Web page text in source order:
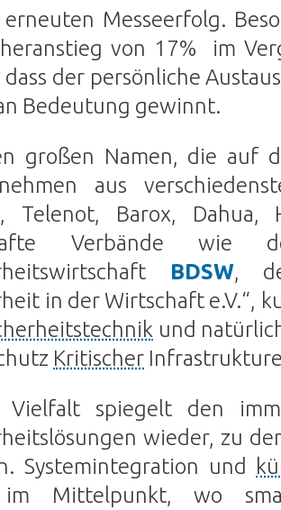
Messeerfolg.
von 17% im
der persönliche
Bedeutung gewinnt.
großen Namen, die auf
aus
Telenot, Barox, Dahua,
Verbände wie
BDSW,
in der Wirtschaft e.V.“,
und
Kritischer
Vielfalt spiegelt den
wieder, zu
Systemintegration und
Mittelpunkt, wo